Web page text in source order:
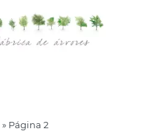
» Página 2